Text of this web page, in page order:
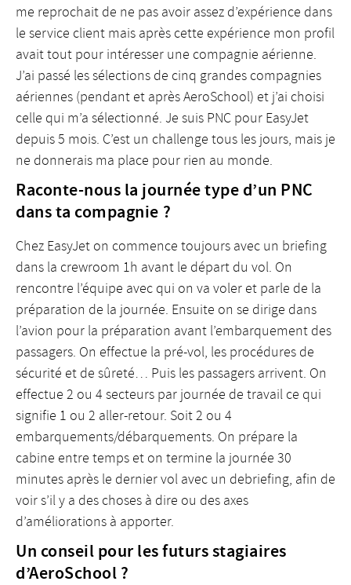
me reprochait de ne pas avoir assez d’expérience dans
le service client mais après cette expérience mon profil
avait tout pour intéresser une compagnie aérienne.
J’ai passé les sélections de cinq grandes compagnies
aériennes (pendant et après AeroSchool) et j’ai choisi
celle qui m’a sélectionné. Je suis PNC pour EasyJet
depuis 5 mois. C’est un challenge tous les jours, mais je
ne donnerais ma place pour rien au monde.
Raconte-nous la journée type d’un PNC
dans ta compagnie ?
Chez EasyJet on commence toujours avec un briefing
dans la crewroom 1h avant le départ du vol. On
rencontre l’équipe avec qui on va voler et parle de la
préparation de la journée. Ensuite on se dirige dans
l’avion pour la préparation avant l’embarquement des
passagers. On effectue la pré-vol, les procédures de
sécurité et de sûreté… Puis les passagers arrivent. On
effectue 2 ou 4 secteurs par journée de travail ce qui
signifie 1 ou 2 aller-retour. Soit 2 ou 4
embarquements/débarquements. On prépare la
cabine entre temps et on termine la journée 30
minutes après le dernier vol avec un debriefing, afin de
voir s’il y a des choses à dire ou des axes
d’améliorations à apporter.
Un conseil pour les futurs stagiaires
d’AeroSchool ?